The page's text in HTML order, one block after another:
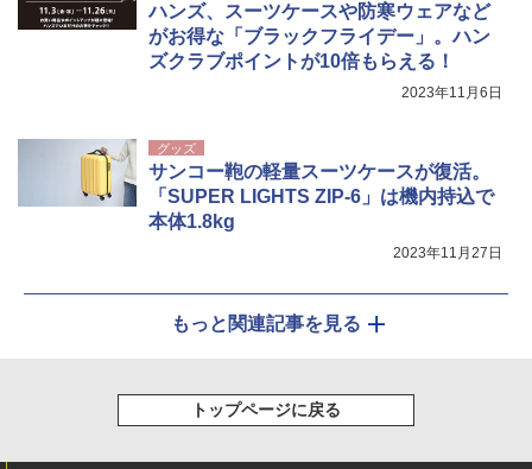
ハンズ、スーツケースや防寒ウェアなど
がお得な「ブラックフライデー」。ハン
ズクラブポイントが10倍もらえる！
2023年11月6日
グッズ
サンコー鞄の軽量スーツケースが復活。
「SUPER LIGHTS ZIP-6」は機内持込で
本体1.8kg
2023年11月27日
もっと関連記事を見る
トップページに戻る